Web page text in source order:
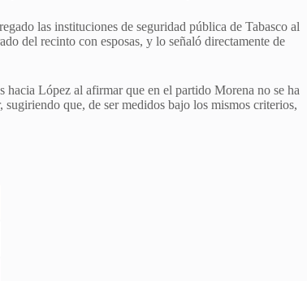
las instituciones de seguridad pública de Tabasco al
del recinto con esposas, y lo señaló directamente de
López al afirmar que en el partido Morena no se ha
que, de ser medidos bajo los mismos criterios,